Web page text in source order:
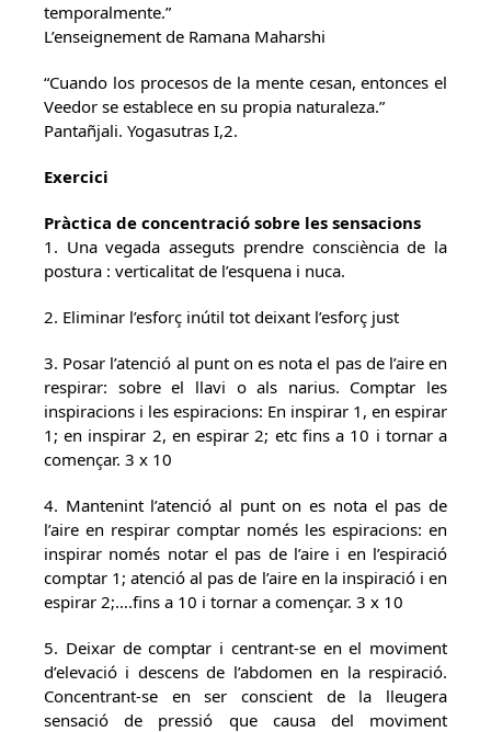
temporalmente.”
L’enseignement de Ramana Maharshi
“Cuando los procesos de la mente cesan, entonces el
Veedor se establece en su propia naturaleza.”
Pantañjali. Yogasutras I,2.
Exercici
Pràctica de concentració sobre les sensacions
1. Una vegada asseguts prendre consciència de la
postura : verticalitat de l’esquena i nuca.
2. Eliminar l’esforç inútil tot deixant l’esforç just
3. Posar l’atenció al punt on es nota el pas de l’aire en
respirar: sobre el llavi o als narius. Comptar les
inspiracions i les espiracions: En inspirar 1, en espirar
1; en inspirar 2, en espirar 2; etc fins a 10 i tornar a
començar. 3 x 10
4. Mantenint l’atenció al punt on es nota el pas de
l’aire en respirar comptar només les espiracions: en
inspirar només notar el pas de l’aire i en l’espiració
comptar 1; atenció al pas de l’aire en la inspiració i en
espirar 2;….fins a 10 i tornar a començar. 3 x 10
5. Deixar de comptar i centrant-se en el moviment
d’elevació i descens de l’abdomen en la respiració.
Concentrant-se en ser conscient de la lleugera
sensació de pressió que causa del moviment